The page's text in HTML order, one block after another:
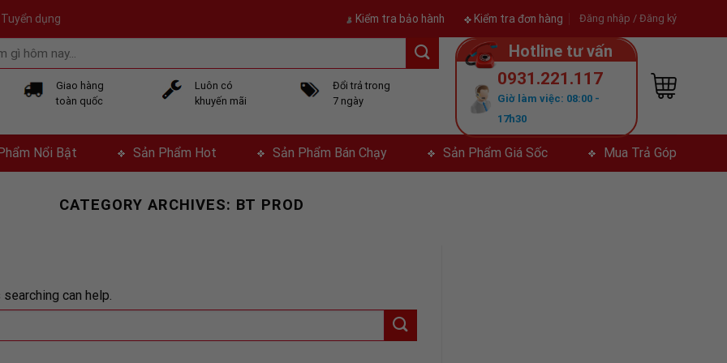
Tuyển dụng Kiểm tra bảo hành Kiểm tra đơn hàng Đăng nhập / Đăng ký
Giao hàng
toàn quốc
Luôn có
khuyến mãi
Đổi trả trong
7 ngày
Hotline tư vấn
0931.221.117
Giờ làm việc: 08:00 -
17h30
Nổi Bật Sản Phẩm Hot Sản Phẩm Bán Chạy Sản Phẩm Giá Sốc Mua Trả Góp
CATEGORY ARCHIVES: BT PROD
can help.